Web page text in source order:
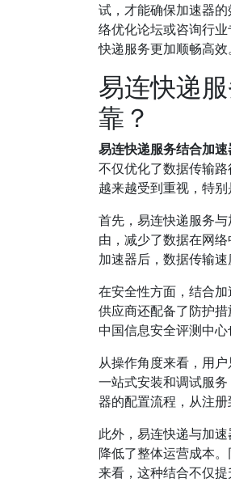
试，才能确保加速器
络优化论坛或咨询行
快递服务更加顺畅高效。
易连快递
靠？
易连快递服务结合加
不仅优化了数据传输
越来越受到重视，特
首先，易连快递服务
由，减少了数据在网
加速器后，数据传输
在安全性方面，结合
供应商还配备了防护
中国信息安全评测中心
从操作角度来看，用
一站式安装和调试服
器的配置流程，从注册
此外，易连快递与加
降低了整体运营成本
来看，这种结合不仅